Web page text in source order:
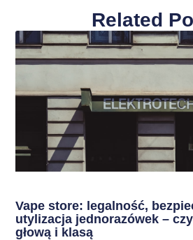
Related
Vape store: legalność,
utylizacja jednorazówek –
głową i klasą